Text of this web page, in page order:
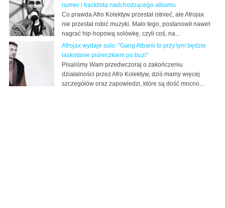
numer i tracklista nadchodzącego albumu
Co prawda Afro Kolektyw przestał istnieć, ale Afrojax
nie przestał robić muzyki. Mało tego, postanowił nawet
nagrać hip-hopową solówkę, czyli coś, na...
Afrojax wydaje solo: "Gang Albanii to przy tym będzie
łaskotanie pióreczkiem po buzi"
Pisaliśmy Wam przedwczoraj o zakończeniu
działalności przez Afro Kolektyw, dziś mamy więcej
szczegółów oraz zapowiedzi, które są dość mocno...